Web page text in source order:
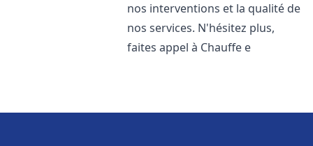
nos interventions et la qualité de
nos services. N'hésitez plus,
faites appel à Chauffe e